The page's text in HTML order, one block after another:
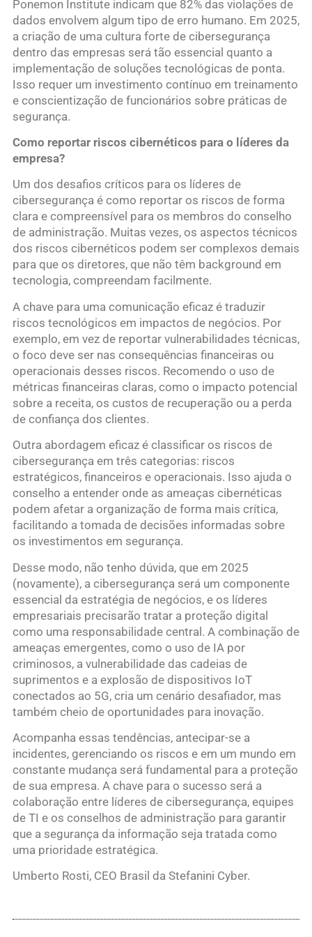
Ponemon Institute indicam que 82% das violações de
dados envolvem algum tipo de erro humano. Em 2025,
a criação de uma cultura forte de cibersegurança
dentro das empresas será tão essencial quanto a
implementação de soluções tecnológicas de ponta.
Isso requer um investimento contínuo em treinamento
e conscientização de funcionários sobre práticas de
segurança.
Como reportar riscos cibernéticos para o líderes da
empresa?
Um dos desafios críticos para os líderes de
cibersegurança é como reportar os riscos de forma
clara e compreensível para os membros do conselho
de administração. Muitas vezes, os aspectos técnicos
dos riscos cibernéticos podem ser complexos demais
para que os diretores, que não têm background em
tecnologia, compreendam facilmente.
A chave para uma comunicação eficaz é traduzir
riscos tecnológicos em impactos de negócios. Por
exemplo, em vez de reportar vulnerabilidades técnicas,
o foco deve ser nas consequências financeiras ou
operacionais desses riscos. Recomendo o uso de
métricas financeiras claras, como o impacto potencial
sobre a receita, os custos de recuperação ou a perda
de confiança dos clientes.
Outra abordagem eficaz é classificar os riscos de
cibersegurança em três categorias: riscos
estratégicos, financeiros e operacionais. Isso ajuda o
conselho a entender onde as ameaças cibernéticas
podem afetar a organização de forma mais crítica,
facilitando a tomada de decisões informadas sobre
os investimentos em segurança.
Desse modo, não tenho dúvida, que em 2025
(novamente), a cibersegurança será um componente
essencial da estratégia de negócios, e os líderes
empresariais precisarão tratar a proteção digital
como uma responsabilidade central. A combinação de
ameaças emergentes, como o uso de IA por
criminosos, a vulnerabilidade das cadeias de
suprimentos e a explosão de dispositivos IoT
conectados ao 5G, cria um cenário desafiador, mas
também cheio de oportunidades para inovação.
Acompanha essas tendências, antecipar-se a
incidentes, gerenciando os riscos e em um mundo em
constante mudança será fundamental para a proteção
de sua empresa. A chave para o sucesso será a
colaboração entre líderes de cibersegurança, equipes
de TI e os conselhos de administração para garantir
que a segurança da informação seja tratada como
uma prioridade estratégica.
Umberto Rosti, CEO Brasil da Stefanini Cyber.